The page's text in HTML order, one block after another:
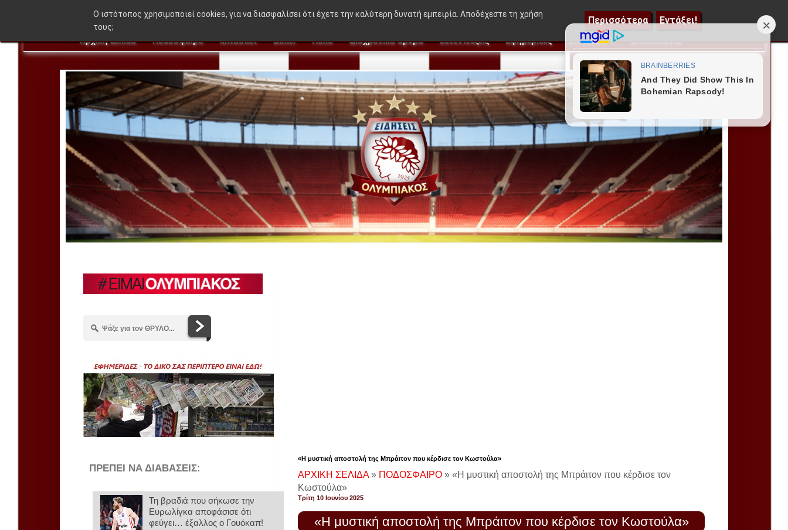
Αρχική Σελίδα Ποδόσφαιρο Μπάσκετ Βόλεϊ Πόλο Διαχρονικά άρθρα Συνεντεύξεις Εφημερίδες Επιπλέον▼
🔥 BREAKING NEWS: "Η ιδέα που δεν βγήκε στον Μεντιλίμπαρ - Ακόμα 50-50" | Η γκαντεμιά Μεντιλίμπαρ, οι 3 αλλαγές για πρόκριση και ποιος
«Η μυστική αποστολή της Μπράιτον που κέρδισε τον Κωστούλα»
ΑΡΧΙΚΗ ΣΕΛΙΔΑ» ΠΟΔΟΣΦΑΙΡΟ » «Η μυστική αποστολή της Μπράιτον που κέρδισε τον
Κωστούλα»
Τρίτη 10 Ιουνίου 2025
«Η μυστική αποστολή της Μπράιτον που κέρδισε τον Κωστούλα»
ΠΡΕΠΕΙ ΝΑ ΔΙΑΒΑΣΕΙΣ:
Τη βραδιά που σήκωσε την
Ευρωλίγκα αποφάσισε ότι
φεύγει… έξαλλος ο Γουόκαπ!
O ιστότοπος χρησιμοποιεί cookies, για να διασφαλίσει ότι έχετε την καλύτερη δυνατή εμπειρία. Αποδέχεστε τη χρήση
τους;
Περισσότερα Εντάξει!